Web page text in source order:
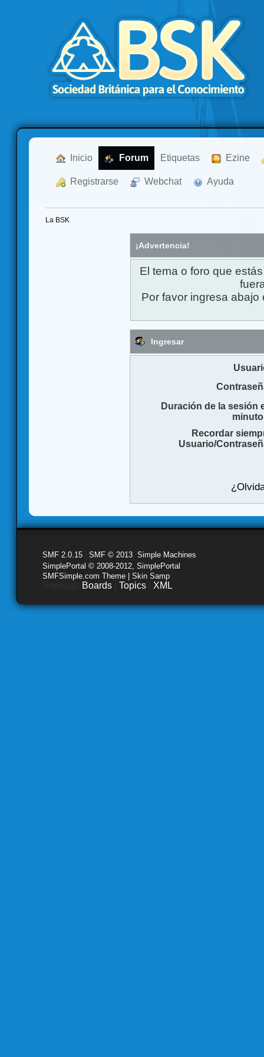
Inicio Forum Etiquetas Ezine
Registrarse Webchat Ayuda
La BSK
¡Advertencia!
El tema o foro que
Por favor ingresa
Ingresar
Duración de la sesión
Recordar
Usuario/
SMF 2.0.15 SMF © 2013 Simple Machines
SimplePortal © 2008-2012, SimplePortal
SMFSimple.com Theme | Skin Samp
Boards Topics XML